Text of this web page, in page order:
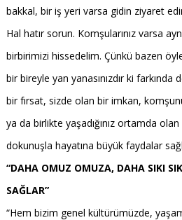
bakkal, bir iş yeri varsa gidin ziyaret
Hal hatır sorun. Komşularınız varsa
birbirimizi hissedelim. Çünkü bazen öyle
bir bireyle yan yanasınızdır ki
bir fırsat, sizde olan bir imkan,
ya da birlikte yaşadığınız ortamda olan
dokunuşla hayatına büyük faydalar
“DAHA OMUZ OMUZA, DAHA SIKI
SAĞLAR”
“Hem bizim genel kültürümüzde,